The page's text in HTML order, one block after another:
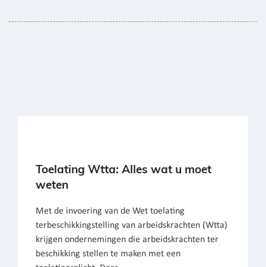
Toelating Wtta: Alles wat u moet
weten
Met de invoering van de Wet toelating
terbeschikkingstelling van arbeidskrachten (Wtta)
krijgen ondernemingen die arbeidskrachten ter
beschikking stellen te maken met een